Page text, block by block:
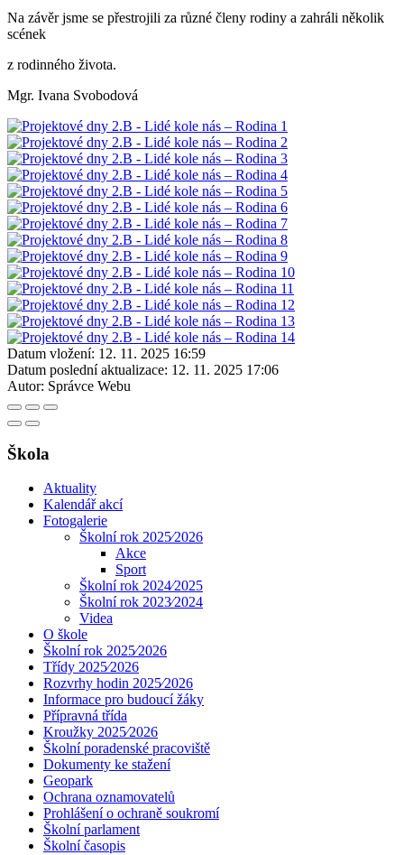
Na závěr jsme se přestrojili za různé členy rodiny a zahráli několik
scének
z rodinného života.
Mgr. Ivana Svobodová
Datum vložení: 12. 11. 2025 16:59
Datum poslední aktualizace: 12. 11. 2025 17:06
Autor: Správce Webu
Škola
Aktuality
Kalendář akcí
Fotogalerie
Školní rok 2025⁄2026
Akce
Sport
Školní rok 2024⁄2025
Školní rok 2023⁄2024
Videa
O škole
Školní rok 2025⁄2026
Třídy 2025⁄2026
Rozvrhy hodin 2025⁄2026
Informace pro budoucí žáky
Přípravná třída
Kroužky 2025⁄2026
Školní poradenské pracoviště
Dokumenty ke stažení
Geopark
Ochrana oznamovatelů
Prohlášení o ochraně soukromí
Školní parlament
Školní časopis